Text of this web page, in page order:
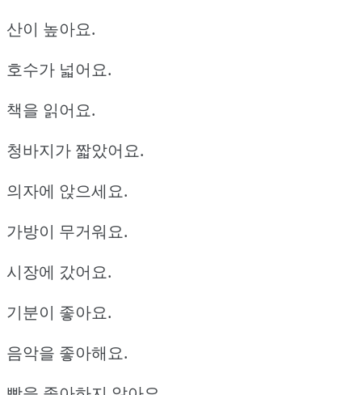
산이 높아요.
호수가 넓어요.
책을 읽어요.
청바지가 짧았어요.
의자에 앉으세요.
가방이 무거워요.
시장에 갔어요.
기분이 좋아요.
음악을 좋아해요.